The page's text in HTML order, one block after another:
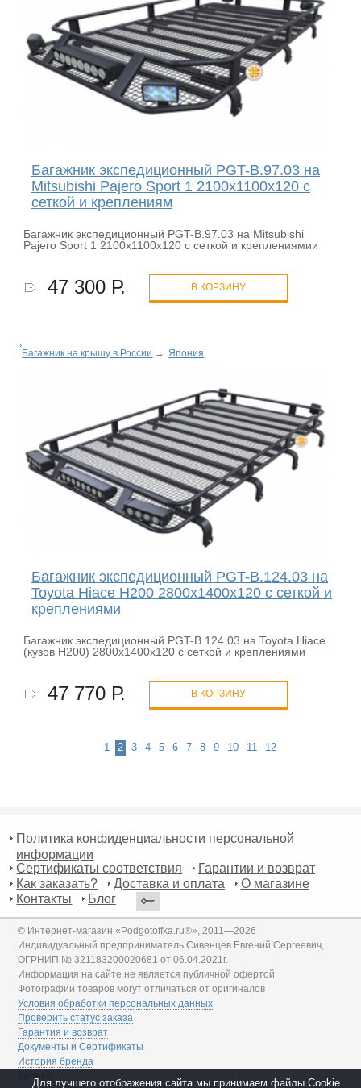
Багажник экспедиционный PGT-B.97.03 на
Mitsubishi Pajero Sport 1 2100х1100х120 с
сеткой и креплениям
Багажник экспедиционный PGT-B.97.03 на Mitsubishi
Pajero Sport 1 2100х1100х120 с сеткой и креплениямии
47 300 Р. В КОРЗИНУ
Багажник на крышу в России → Япония
Багажник экспедиционный PGT-B.124.03 на
Toyota Hiace H200 2800х1400х120 с сеткой и
креплениями
Багажник экспедиционный PGT-B.124.03 на Toyota Hiace
(кузов H200) 2800х1400х120 с сеткой и креплениями
47 770 Р. В КОРЗИНУ
1 2 3 4 5 6 7 8 9 10 11 12
Политика конфиденциальности персональной
информации
Сертификаты соответствия
Гарантии и возврат
Как заказать?
Доставка и оплата
О магазине
Контакты
Блог
© Интернет-магазин «Podgotoffka.ru®», 2011—2026
Индивидуальный предприниматель Сивенцев Евгений Сергеевич,
ОГРНИП № 321183200020681 от 06.04.2021г.
Информация на сайте не является публичной офертой
Фотографии товаров могут отличаться от оригиналов
Условия обработки персональных данных
Проверить статус заказа
Гарантия и возврат
Документы и Сертификаты
История бренда
Дилеры
Для лучшего отображения сайта мы принимаем файлы Cookie.